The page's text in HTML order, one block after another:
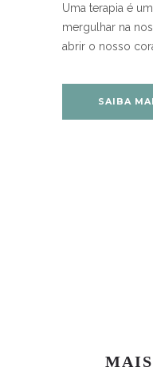
Uma terapia é
mergulhar na
abrir o nosso
SAIBA